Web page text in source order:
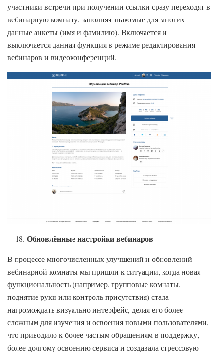
участники встречи при получении ссылки сразу переходят в
вебинарную комнату, заполняя знакомые для многих
данные анкеты (имя и фамилию). Включается и
выключается данная функция в режиме редактирования
вебинаров и видеоконференций.
Обновлённые настройки вебинаров
В процессе многочисленных улучшений и обновлений
вебинарной комнаты мы пришли к ситуации, когда новая
функциональность (например, групповые комнаты,
поднятие руки или контроль присутствия) стала
нагромождать визуально интерфейс, делая его более
сложным для изучения и освоения новыми пользователями,
что приводило к более частым обращениям в поддержку,
более долгому освоению сервиса и создавала стрессовую